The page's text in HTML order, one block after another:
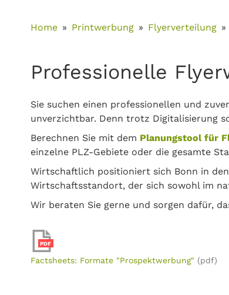
Home Printwerbung Flyerverteilung
Professionelle
Sie suchen einen professionellen und
unverzichtbar. Denn trotz Digitalisierung
Berechnen Sie mit dem Planungstool für
einzelne PLZ-Gebiete oder die gesamte
Wirtschaftlich positioniert sich Bonn in
Wirtschaftsstandort, der sich sowohl im
Wir beraten Sie gerne und sorgen dafür,
PDF
Factsheets: Formate "Prospektwerbung" (pdf)